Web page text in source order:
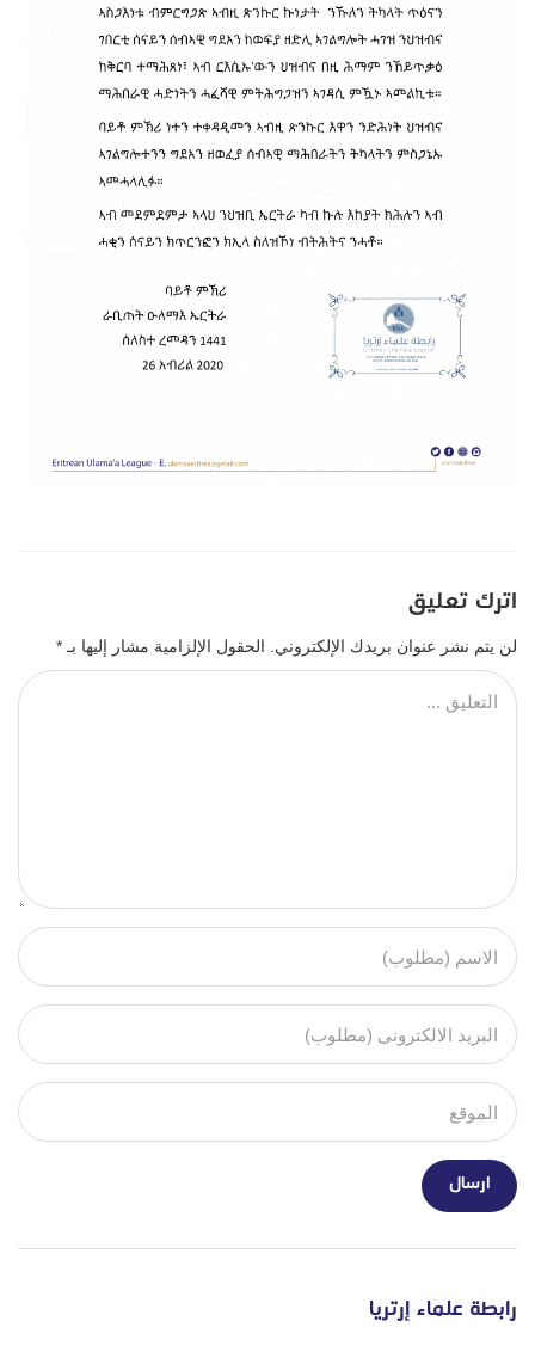
اترك تعليق
لن يتم نشر عنوان بريدك الإلكتروني. الحقول الإلزامية مشار إليها بـ *
رابطة علماء إرتريا